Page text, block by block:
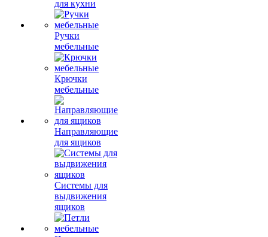
для кухни
Ручки
мебельные
Крючки
мебельные
Направляющие
для ящиков
Системы для
выдвижения
ящиков